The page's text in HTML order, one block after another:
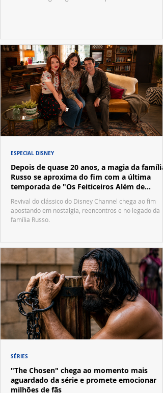
Depois de quase 20 anos, a magia da família
Russo se aproxima do fim com a última
temporada de "Os Feiticeiros Além de
Waverly Place"
Revival do clássico do Disney Channel chega ao fim
apostando em nostalgia, reencontros e no legado da
família Russo.
ESPECIAL DISNEY
"The Chosen" chega ao momento mais
aguardado da série e promete emocionar
milhões de fãs
SÉRIES